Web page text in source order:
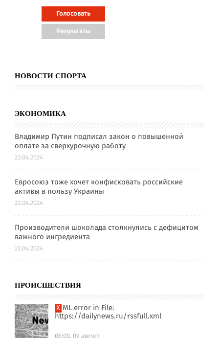
НОВОСТИ СПОРТА
ЭКОНОМИКА
Владимир Путин подписал закон о повышенной
оплате за сверхурочную работу
23.04.2024
Евросоюз тоже хочет конфисковать российские
активы в пользу Украины
23.04.2024
Производители шоколада столкнулись с дефицитом
важного ингредиента
23.04.2024
ПРОИСШЕСТВИЯ
XML error in File:
https://dailynews.ru/rssfull.xml